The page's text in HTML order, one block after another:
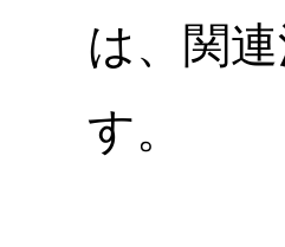
は、関
す。